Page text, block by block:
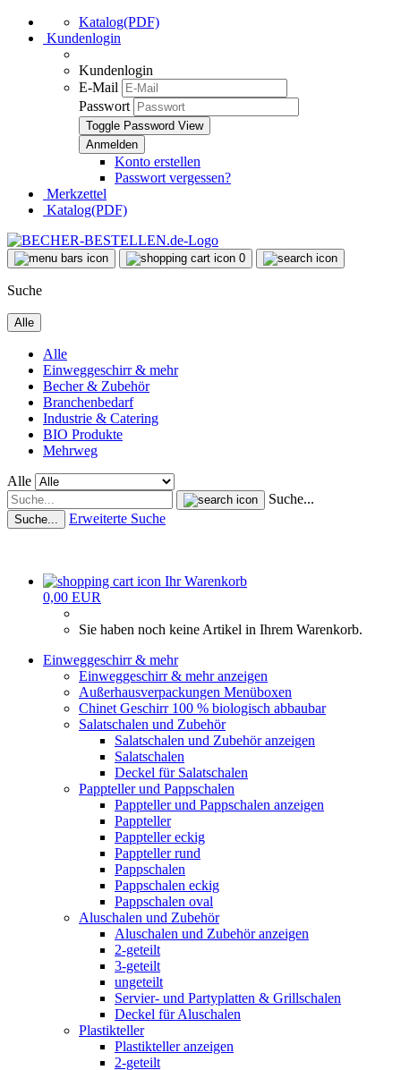
Katalog(PDF)
Kundenlogin
Kundenlogin
E-Mail
Passwort
Toggle Password View
Konto erstellen
Passwort vergessen?
Merkzettel
Katalog(PDF)
0
Suche
Alle
Alle
Einweggeschirr & mehr
Becher & Zubehör
Branchenbedarf
Industrie & Catering
BIO Produkte
Mehrweg
Alle
Suche...
Suche... Erweiterte Suche
Ihr Warenkorb
0,00 EUR
Sie haben noch keine Artikel in Ihrem Warenkorb.
Einweggeschirr & mehr
Einweggeschirr & mehr anzeigen
Außerhausverpackungen Menüboxen
Chinet Geschirr 100 % biologisch abbaubar
Salatschalen und Zubehör
Salatschalen und Zubehör anzeigen
Salatschalen
Deckel für Salatschalen
Pappteller und Pappschalen
Pappteller und Pappschalen anzeigen
Pappteller
Pappteller eckig
Pappteller rund
Pappschalen
Pappschalen eckig
Pappschalen oval
Aluschalen und Zubehör
Aluschalen und Zubehör anzeigen
2-geteilt
3-geteilt
ungeteilt
Servier- und Partyplatten & Grillschalen
Deckel für Aluschalen
Plastikteller
Plastikteller anzeigen
2-geteilt